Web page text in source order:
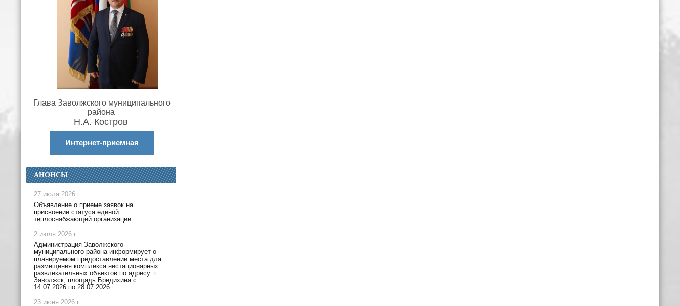
Глава Заволжского муниципального
района
Н.А. Костров
Интернет-приемная
АНОНСЫ
27 июля 2026 г.
Объявление о приеме заявок на
присвоение статуса единой
теплоснабжающей организации
2 июля 2026 г.
Администрация Заволжского
муниципального района информирует о
планируемом предоставлении места для
размещения комплекса нестационарных
развлекательных объектов по адресу: г.
Заволжск, площадь Бредихина с
14.07.2026 по 28.07.2026.
23 июня 2026 г.